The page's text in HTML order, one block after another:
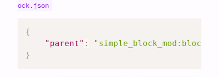
ock.json
{
"parent" :
"simple_block_mod:block/
}